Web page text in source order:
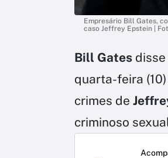
Empresário Bill Gates,
caso Jeffrey Epstein |
Bill Gates
quarta-feira
crimes de
criminoso